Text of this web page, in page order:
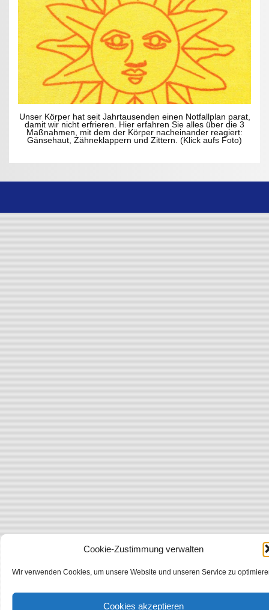
Cookie-Zustimmung verwalten
Wir verwenden Cookies, um unsere Website und unseren Service zu
Cookies akzeptieren
Unser Körper hat seit Jahrtausenden einen Notfallplan parat,
damit wir nicht erfrieren. Hier erfahren Sie alles über die 3
Maßnahmen, mit dem der Körper nacheinander reagiert:
Gänsehaut, Zähneklappern und Zittern. (Klick aufs Foto)